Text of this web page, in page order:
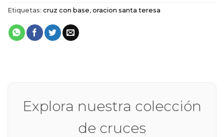
Etiquetas: cruz con base, oracion santa teresa
Explora nuestra colección
de cruces